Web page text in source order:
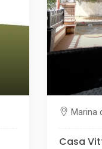
Marina
Casa